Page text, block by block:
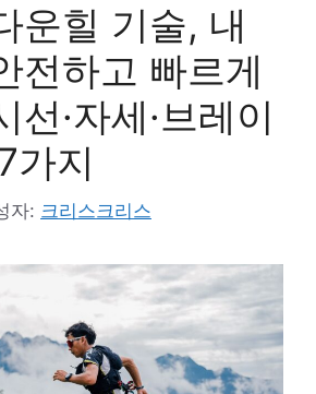
운힐 기술, 내
전하고 빠르게
선·자세·브레이
가지
자: 크리스크리스